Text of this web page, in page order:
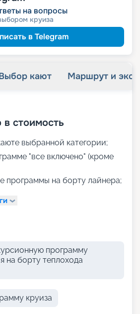
на вопросы
круиза
в Telegram
кают Маршрут и
стоимость
выбранной категории;
"все включено" (кроме
программы на борту лайнера;
программу
на борту теплохода
круиза